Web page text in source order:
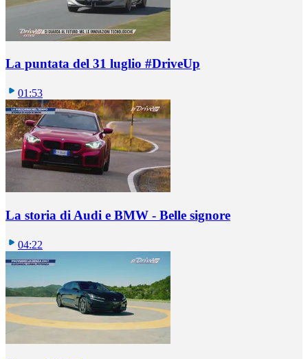
La puntata del 31 luglio #DriveUp
01:53
La storia di Audi e BMW - Belle signore
04:22